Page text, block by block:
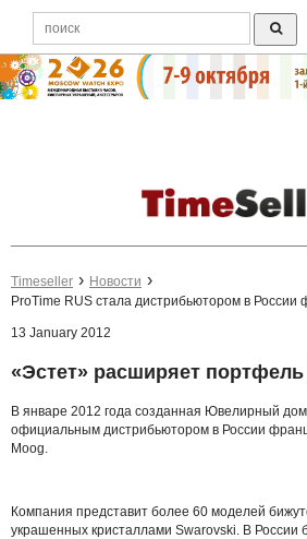
Timeseller
Новости
ProTime RUS стала дистрибьютором в России
13 January 2012
«Эстет» расширяет
В январе 2012 года созданная Ювелирный
официальным дистрибьютором в России
Moog.
Компания представит более 60 моделей
украшенных кристаллами Swarovski. В России